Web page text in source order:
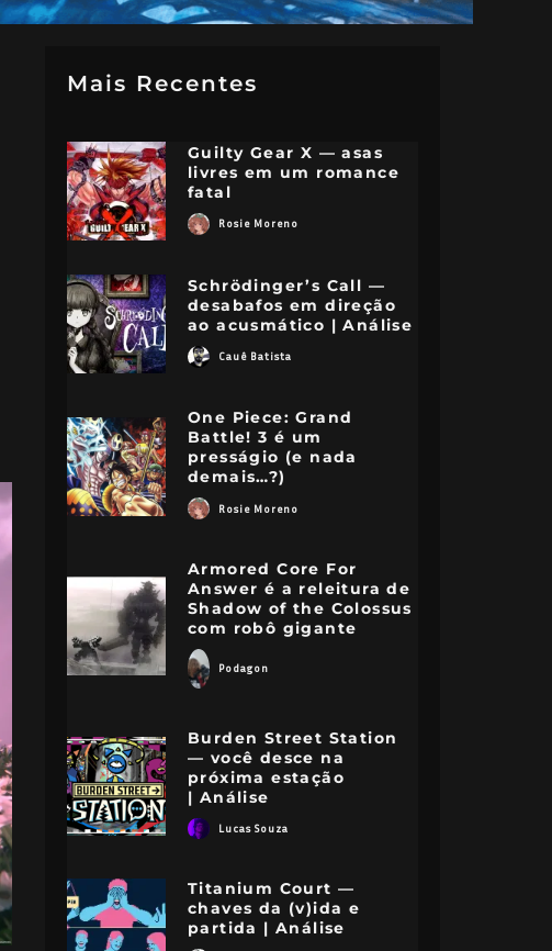
Mais Recentes
Guilty Gear X — asas
livres em um romance
fatal
Rosie Moreno
Schrödinger’s Call —
desabafos em direção
ao acusmático | Análise
Cauê Batista
One Piece: Grand
Battle! 3 é um
presságio (e nada
demais…?)
Rosie Moreno
Armored Core For
Answer é a releitura de
Shadow of the Colossus
com robô gigante
Podagon
Burden Street Station
— você desce na
próxima estação
| Análise
Lucas Souza
Titanium Court —
chaves da (v)ida e
partida | Análise